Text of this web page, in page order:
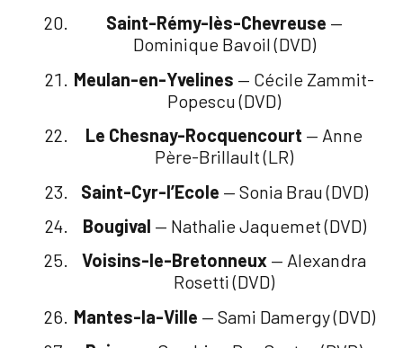
Saint-Rémy-lès-Chevreuse —
Dominique Bavoil (DVD)
Meulan-en-Yvelines — Cécile Zammit-
Popescu (DVD)
Le Chesnay-Rocquencourt — Anne
Père-Brillault (LR)
Saint-Cyr-l’Ecole — Sonia Brau (DVD)
Bougival — Nathalie Jaquemet (DVD)
Voisins-le-Bretonneux — Alexandra
Rosetti (DVD)
Mantes-la-Ville — Sami Damergy (DVD)